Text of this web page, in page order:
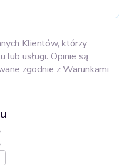
Klientów, którzy
lub usługi. Opinie są
zgodnie zWarunkami